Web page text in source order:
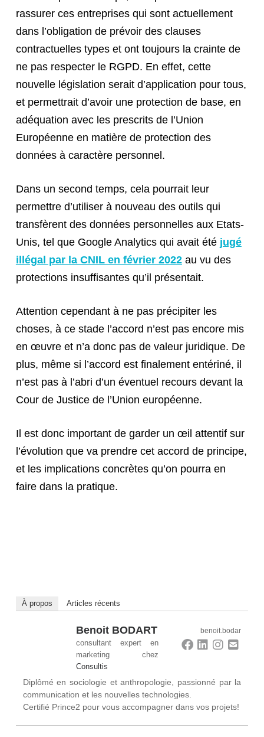
rassurer ces entreprises qui sont actuellement
dans l’obligation de prévoir des clauses
contractuelles types et ont toujours la crainte de
ne pas respecter le RGPD. En effet, cette
nouvelle législation serait d’application pour tous,
et permettrait d’avoir une protection de base, en
adéquation avec les prescrits de l’Union
Européenne en matière de protection des
données à caractère personnel.
Dans un second temps, cela pourrait leur
permettre d’utiliser à nouveau des outils qui
transfèrent des données personnelles aux Etats-
Unis, tel que Google Analytics qui avait été jugé
illégal par la CNIL en février 2022au vu des
protections insuffisantes qu’il présentait.
Attention cependant à ne pas précipiter les
choses, à ce stade l’accord n’est pas encore mis
en œuvre et n’a donc pas de valeur juridique. De
plus, même si l’accord est finalement entériné, il
n’est pas à l’abri d’un éventuel recours devant la
Cour de Justice de l’Union européenne.
Il est donc important de garder un œil attentif sur
l’évolution que va prendre cet accord de principe,
et les implications concrètes qu’on pourra en
faire dans la pratique.
À propos Articles récents
benoit.bodar
Benoit BODART
consultant expert en
marketingchez
Consultis
Diplômé en sociologie et anthropologie, passionné par la
communication et les nouvelles technologies.
Certifié Prince2 pour vous accompagner dans vos projets!